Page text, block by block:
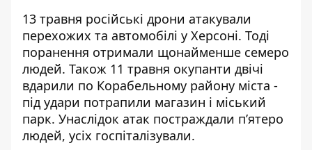
13 травня російські дрони атакували
перехожих та автомобілі у Херсоні. Тоді
поранення отримали щонайменше семеро
людей. Також 11 травня окупанти двічі
вдарили по Корабельному району міста -
під удари потрапили магазин і міський
парк. Унаслідок атак постраждали п’ятеро
людей, усіх госпіталізували.